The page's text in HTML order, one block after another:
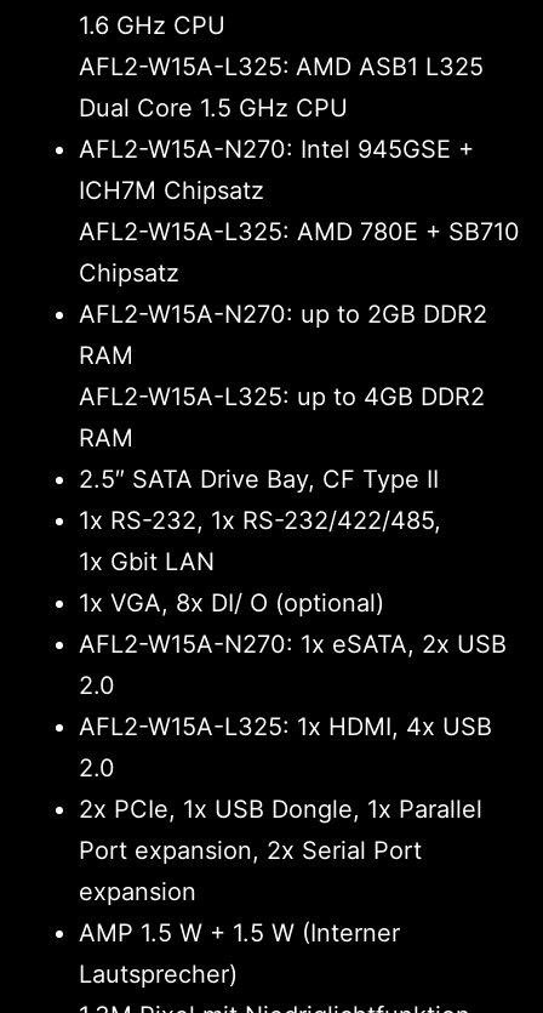
1.6 GHz CPU
AFL2-W15A-L325: AMD ASB1 L325
Dual Core 1.5 GHz CPU
AFL2-W15A-N270: Intel 945GSE +
ICH7M Chipsatz
AFL2-W15A-L325: AMD 780E + SB710
Chipsatz
AFL2-W15A-N270: up to 2GB DDR2
RAM
AFL2-W15A-L325: up to 4GB DDR2
RAM
2.5″ SATA Drive Bay, CF Type II
1x RS-232, 1x RS-232/422/485,
1x Gbit LAN
1x VGA, 8x DI/ O (optional)
AFL2-W15A-N270: 1x eSATA, 2x USB
2.0
AFL2-W15A-L325: 1x HDMI, 4x USB
2.0
2x PCIe, 1x USB Dongle, 1x Parallel
Port expansion, 2x Serial Port
expansion
AMP 1.5 W + 1.5 W (Interner
Lautsprecher)